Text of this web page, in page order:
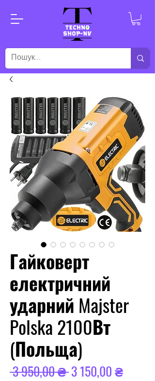
Гайковерт
електричний
ударний Majster
Polska 2100Вт
(Польща)
3 950,00 ₴ Звичайна
3 150,00 ₴За